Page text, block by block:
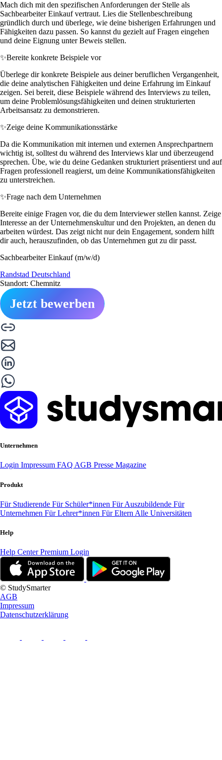
Mach dich mit den spezifischen Anforderungen der Stelle als
Sachbearbeiter Einkauf vertraut. Lies die Stellenbeschreibung
gründlich durch und überlege, wie deine bisherigen Erfahrungen und
Fähigkeiten dazu passen. So kannst du gezielt auf Fragen eingehen
und deine Eignung unter Beweis stellen.
✨Bereite konkrete Beispiele vor
Überlege dir konkrete Beispiele aus deiner beruflichen Vergangenheit,
die deine analytischen Fähigkeiten und deine Erfahrung im Einkauf
zeigen. Sei bereit, diese Beispiele während des Interviews zu teilen,
um deine Problemlösungsfähigkeiten und deinen strukturierten
Arbeitsansatz zu demonstrieren.
✨Zeige deine Kommunikationsstärke
Da die Kommunikation mit internen und externen Ansprechpartnern
wichtig ist, solltest du während des Interviews klar und überzeugend
sprechen. Übe, wie du deine Gedanken strukturiert präsentierst und auf
Fragen professionell reagierst, um deine Kommunikationsfähigkeiten
zu unterstreichen.
✨Frage nach dem Unternehmen
Bereite einige Fragen vor, die du dem Interviewer stellen kannst. Zeige
Interesse an der Unternehmenskultur und den Projekten, an denen du
arbeiten würdest. Das zeigt nicht nur dein Engagement, sondern hilft
dir auch, herauszufinden, ob das Unternehmen gut zu dir passt.
Sachbearbeiter Einkauf (m/w/d)
Randstad Deutschland
Standort: Chemnitz
Jetzt bewerben
Unternehmen
Login Impressum FAQ AGB Presse Magazine
Produkt
Für Studierende Für Schüler*innen Für Auszubildende Für
Unternehmen Für Lehrer*innen Für Eltern Alle Universitäten
Help
Help CenterPremium Login
© StudySmarter
AGB
Impressum
Datenschutzerklärung